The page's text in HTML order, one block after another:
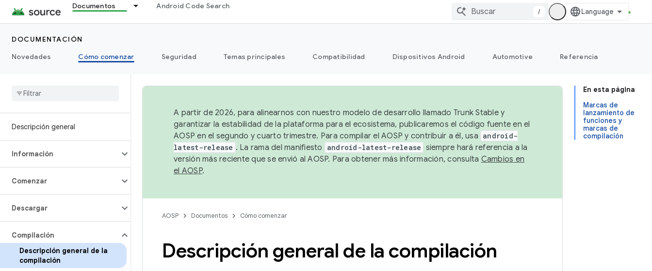
Documentos Android Code Search
/
DOCUMENTACIÓN
Novedades
Cómo comenzar Seguridad Temas principales Compatibilidad Dispositivos Android Automotive Referencia
Descripción general
Información
Comenzar
Descargar
Compilación
Descripción general de la
compilación
En esta página
Marcas de
lanzamiento de
funciones y
marcas de
compilación
A partir de 2026, para alinearnos con nuestro modelo de desarrollo llamado Trunk Stable y
garantizar la estabilidad de la plataforma para el ecosistema, publicaremos el código fuente en el
AOSP en el segundo y cuarto trimestre. Para compilar el AOSP y contribuir a él, usa android-
latest-release . La rama del manifiesto android-latest-release siempre hará referencia a la
versión más reciente que se envió al AOSP. Para obtener más información, consulta Cambios en
el AOSP.
AOSP Documentos Cómo comenzar
Descripción general de la compilación